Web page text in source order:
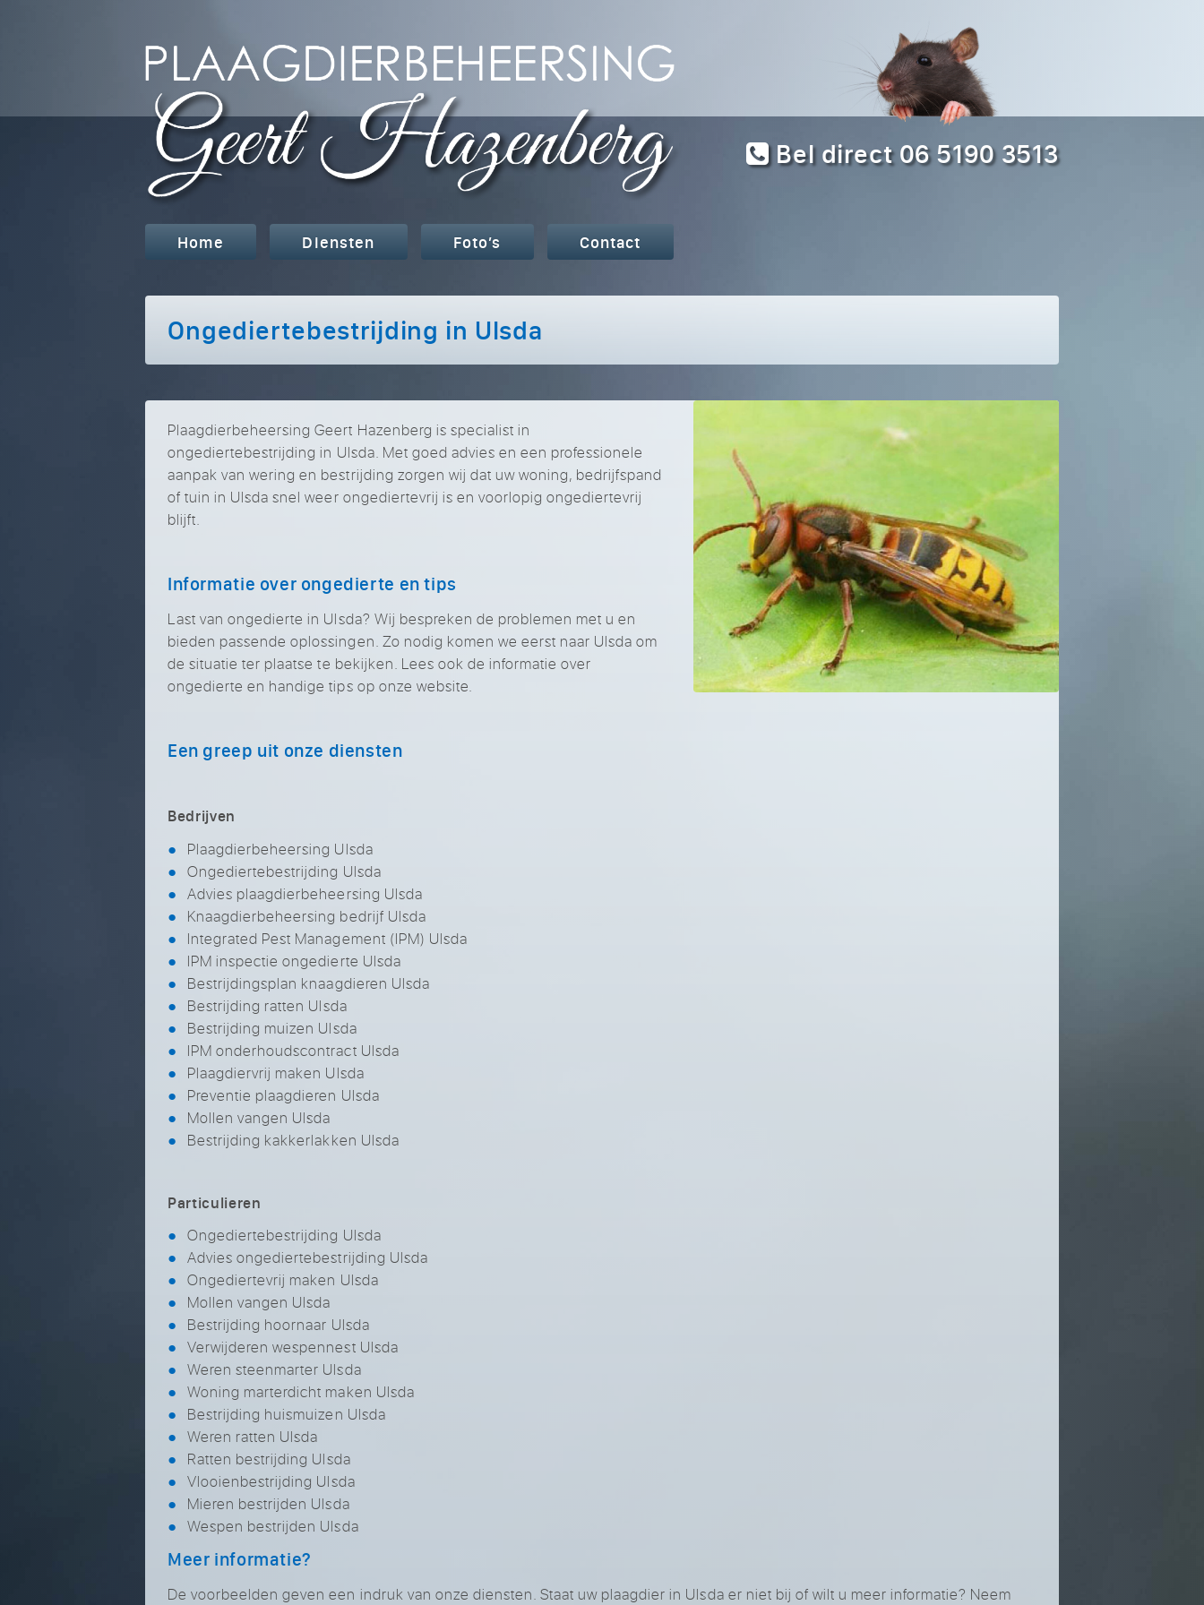
Bel direct 06 5190 3513
Home Diensten Foto’s Contact
Ongediertebestrijding in Ulsda
Plaagdierbeheersing Geert Hazenberg is specialist in
ongediertebestrijding in Ulsda. Met goed advies en een professionele
aanpak van wering en bestrijding zorgen wij dat uw woning, bedrijfspand
of tuin in Ulsda snel weer ongediertevrij is en voorlopig ongediertevrij
blijft.
Informatie over ongedierte en tips
Last van ongedierte in Ulsda? Wij bespreken de problemen met u en
bieden passende oplossingen. Zo nodig komen we eerst naar Ulsda om
de situatie ter plaatse te bekijken. Lees ook de informatie over
ongedierte en handige tips op onze website.
Een greep uit onze diensten
Bedrijven
Plaagdierbeheersing Ulsda
Ongediertebestrijding Ulsda
Advies plaagdierbeheersing Ulsda
Knaagdierbeheersing bedrijf Ulsda
Integrated Pest Management (IPM) Ulsda
IPM inspectie ongedierte Ulsda
Bestrijdingsplan knaagdieren Ulsda
Bestrijding ratten Ulsda
Bestrijding muizen Ulsda
IPM onderhoudscontract Ulsda
Plaagdiervrij maken Ulsda
Preventie plaagdieren Ulsda
Mollen vangen Ulsda
Bestrijding kakkerlakken Ulsda
Particulieren
Ongediertebestrijding Ulsda
Advies ongediertebestrijding Ulsda
Ongediertevrij maken Ulsda
Mollen vangen Ulsda
Bestrijding hoornaar Ulsda
Verwijderen wespennest Ulsda
Weren steenmarter Ulsda
Woning marterdicht maken Ulsda
Bestrijding huismuizen Ulsda
Weren ratten Ulsda
Ratten bestrijding Ulsda
Vlooienbestrijding Ulsda
Mieren bestrijden Ulsda
Wespen bestrijden Ulsda
Meer informatie?
De voorbeelden geven een indruk van onze diensten. Staat uw plaagdier in Ulsda er niet bij of wilt u meer informatie? Neem